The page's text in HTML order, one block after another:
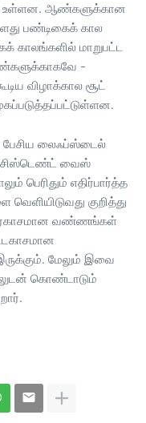
உள்ளன. ஆண்களுக்கான
பண்டிகைக் கால
காலங்களில் மாறுபட்ட
-
விழாக்கால சூட்
பேசிய லைஃப்ஸ்டைல்
அசிஸ்டெண்ட் வைஸ்
பெரிதும் எதிர்பார்த்த
குறித்து
வண்ணங்கள்
மேலும் இவை
கொண்டாடும்